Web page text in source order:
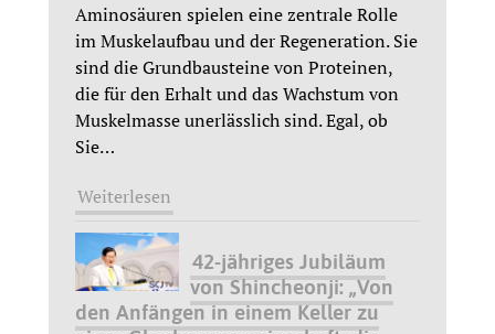
Aminosäuren spielen eine zentrale Rolle
im Muskelaufbau und der Regeneration. Sie
sind die Grundbausteine von Proteinen,
die für den Erhalt und das Wachstum von
Muskelmasse unerlässlich sind. Egal, ob
Sie…
Weiterlesen
42-jähriges Jubiläum
von Shincheonji: „Von
den Anfängen in einem Keller zu